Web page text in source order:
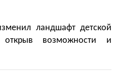
ландшафт детской
возможности и